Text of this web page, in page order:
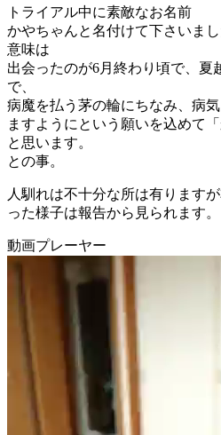
トライアル中に素敵なお名前
かやちゃんと名付けて下さいまし
意味は
出会ったのが6月終わり頃で、夏
で、
病魔を払う茅の輪にちなみ、病
ますようにという願いを込めて
と思います。
との事。
人馴れは不十分な所は有ります
った様子は報告から見られます。
動画プレーヤー